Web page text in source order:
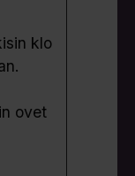
klo
ovet